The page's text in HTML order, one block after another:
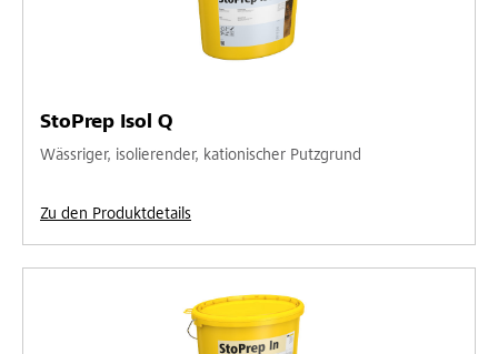
StoPrep Isol Q
Wässriger, isolierender, kationischer Putzgrund
Zu den Produktdetails